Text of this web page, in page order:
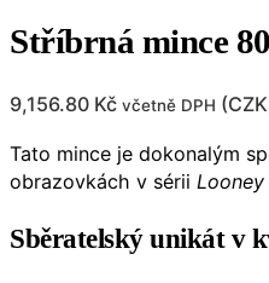
Stříbrná mince
9,156.80 Kč včetně DPH (CZK
Tato mince je dokonalým
obrazovkách v sérii Looney
Sběratelský unikát v